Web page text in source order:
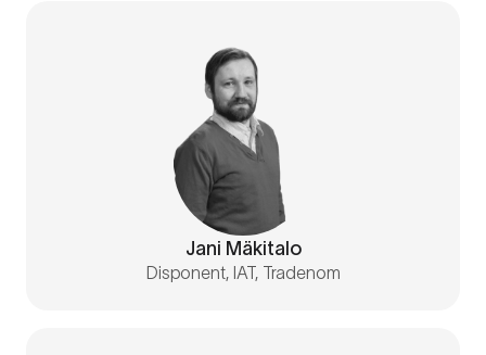
Jani Mäkitalo
Disponent, IAT, Tradenom